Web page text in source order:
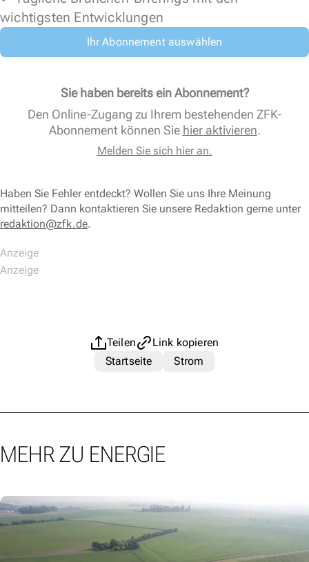
wichtigsten Entwicklungen
Ihr Abonnement auswählen
Sie haben bereits ein Abonnement?
Den Online-Zugang zu Ihrem bestehenden ZFK-
Abonnement können Sie hier aktivieren.
Melden Sie sich hier an.
Haben Sie Fehler entdeckt? Wollen Sie uns Ihre Meinung
mitteilen? Dann kontaktieren Sie unsere Redaktion gerne unter
redaktion@zfk.de.
Teilen
Link kopieren
Startseite
Strom
MEHR ZU ENERGIE